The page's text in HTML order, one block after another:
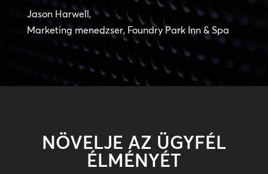
Jason Harwell,
Marketing menedzser, Foundry Park Inn & Spa
NÖVELJE AZ ÜGYFÉL
ÉLMÉNYÉT